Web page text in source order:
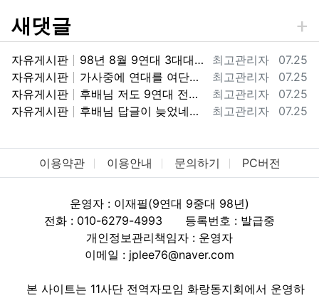
새댓글
등록자
최고관리자 등록일
07.25
자유게시판
98년 8월 9연대 3대대 9중대 전역했습니다. 98군번이라 너무 반갑습니다.
등록자
최고관리자 등록일
07.25
자유게시판
가사중에 연대를 여단으로 바꾼거하고 마지막에 투호9연대가 우리때는 보병9연대 였거든요. ㅎㅎ 아마 기걔화사단으로 바뀌면서 보병에서 투호9여단으로…
등록자
최고관리자 등록일
07.25
자유게시판
후배님 저도 9연대 전역했어요. 지금 기갑수색대대가 있는 부대가 2000년도에는 9연대 3대대 였습니다. 3대대 9중대 98년 입대해서 2000…
등록자
최고관리자 등록일
07.25
자유게시판 후배님 답글이 늦었네요. 08년도에 전역했군요. 11사단에서 고생많았습니다. !! 화랑!!
이용약관 이용안내 문의하기 PC버전
운영자 : 이재필(9연대 9중대 98년)
전화 : 010-6279-4993
등록번호 : 발급중
개인정보관리책임자 : 운영자
이메일 : jplee76@naver.com
본 사이트는 11사단 전역자모임 화랑동지회에서 운영하